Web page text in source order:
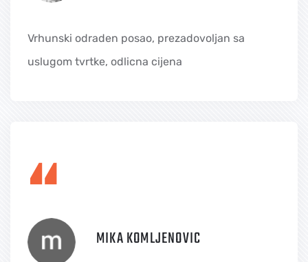
Vrhunski odraden posao, prezadovoljan sa
uslugom tvrtke, odlicna cijena
“ MIKA KOMLJENOVIC